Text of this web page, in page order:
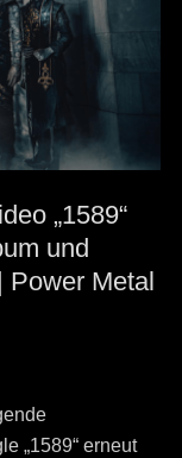
„1589“
und
Power Metal
„1589“ erneut